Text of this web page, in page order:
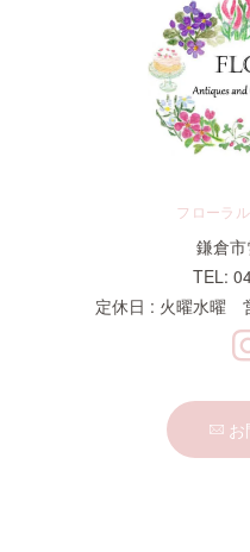
フローラ
鎌倉
TEL:
定休日 : 火曜水曜